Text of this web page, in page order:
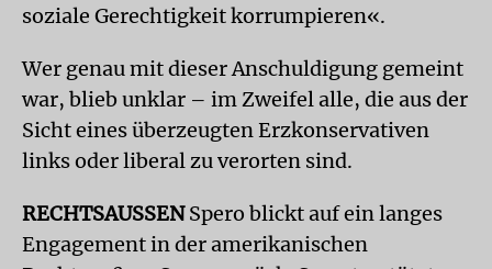
soziale Gerechtigkeit korrumpieren«.
Wer genau mit dieser Anschuldigung gemeint
war, blieb unklar – im Zweifel alle, die aus der
Sicht eines überzeugten Erzkonservativen
links oder liberal zu verorten sind.
RECHTSAUSSENSpero blickt auf ein langes
Engagement in der amerikanischen